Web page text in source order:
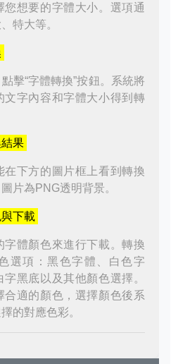
您想要的字體大小。選項通
特大等。
擊“字體轉換”按鈕。系統將
文字內容和字體大小得到轉
果
在下方的圖片框上看到轉換
片為PNG透明背景。
下載
字體顏色來進行下載。轉換
選項：黑色字體、白色字
黑底以及其他顏色選擇。
合適的顏色，選擇顏色後系
的對應色彩。